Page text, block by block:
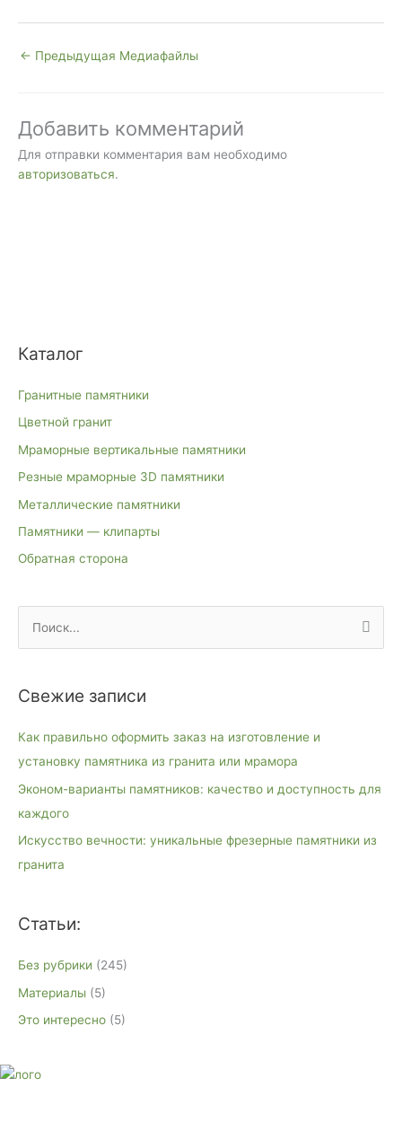
Каталог
Гранитные памятники
Цветной гранит
Мраморные вертикальные памятники
Резные мраморные 3D памятники
Металлические памятники
Памятники — клипарты
Обратная сторона
с
Свежие записи
Как правильно оформить заказ на изготовление и
установку памятника из гранита или мрамора
Эконом-варианты памятников: качество и доступность для
каждого
Искусство вечности: уникальные фрезерные памятники из
гранита
Статьи:
Без рубрики (245)
Материалы (5)
Это интересно (5)
← Предыдущая Медиафайлы
Добавить комментарий
Для отправки комментария вам необходимо
авторизоваться.